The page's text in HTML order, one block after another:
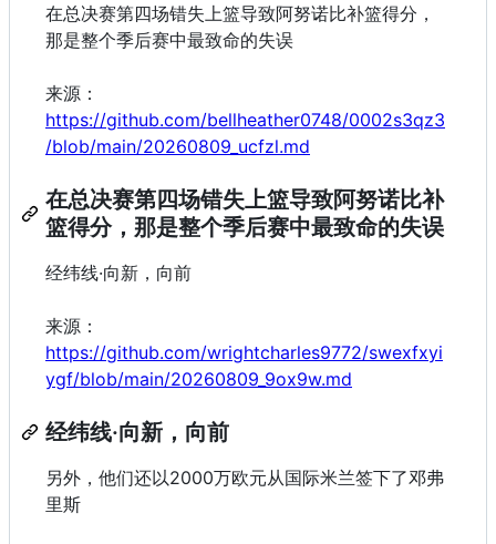
在总决赛第四场错失上篮导致阿努诺比补篮得分，
那是整个季后赛中最致命的失误
来源：
https://github.com/bellheather0748/0002s3qz3
/blob/main/20260809_ucfzl.md
在总决赛第四场错失上篮导致阿努诺比补
篮得分，那是整个季后赛中最致命的失误
经纬线·向新，向前
来源：
https://github.com/wrightcharles9772/swexfxyi
ygf/blob/main/20260809_9ox9w.md
经纬线·向新，向前
另外，他们还以2000万欧元从国际米兰签下了邓弗
里斯